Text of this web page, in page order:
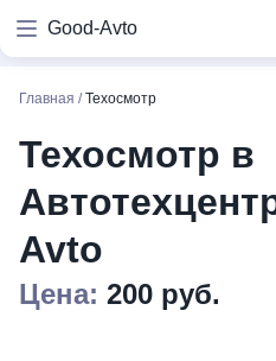
Good-Avto
Главная /Техосмотр
Техосмотр в
Avto
Цена: 200 руб.